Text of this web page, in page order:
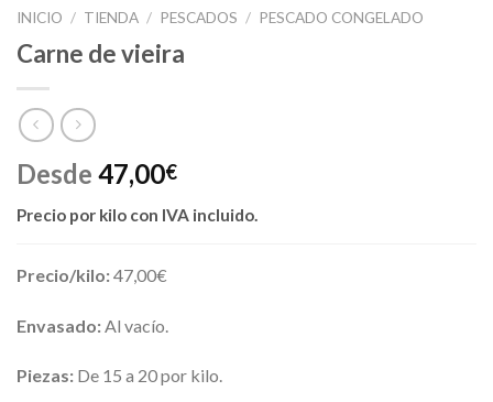
INICIO / TIENDA / PESCADOS / PESCADO CONGELADO
Carne de vieira
Desde 47,00€
Precio por kilo con IVA incluido.
Precio/kilo:47,00€
Envasado: Al vacío.
Piezas: De 15 a 20 por kilo.